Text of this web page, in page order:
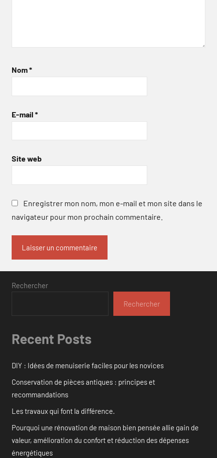
Nom*
E-mail *
Site web
Enregistrer mon nom, mon e-mail et mon site dans le
navigateur pour mon prochain commentaire.
Rechercher
Rechercher
Recent Posts
DIY : Idées de menuiserie faciles pour les novices
Conservation de pièces antiques : principes et
recommandations
Les travaux qui font la différence.
Pourquoi une rénovation de maison bien pensée allie gain de
valeur, amélioration du confort et réduction des dépenses
énergétiques